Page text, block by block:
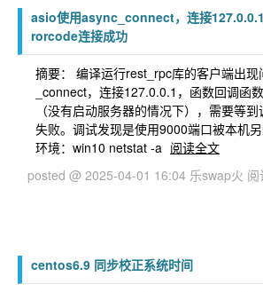
asio使用async_connect，连接
rorcode连接成功
摘要： 编译运行rest_rpc库的客户端出
_connect，连接127.0.0.1，函数回调函
（没有启动服务器的情况下），需要等
失败。调试发现是使用9000端口被本机
环境：win10 netstat -a 阅读全文
posted @ 2025-04-01 16:04 乐swap火
centos6.9 同步校正系统时间